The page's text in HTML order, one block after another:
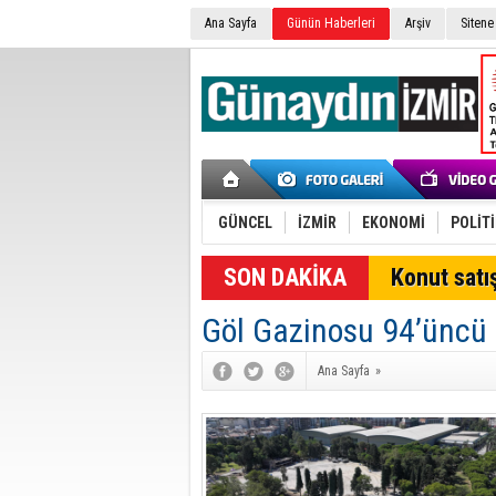
Ana Sayfa Günün Haberleri Arşiv
GÜNCEL İZMİR EKONOMİ
SON DAKİKA Konut
Göl Gazinosu 94’üncü
Ana Sayfa »